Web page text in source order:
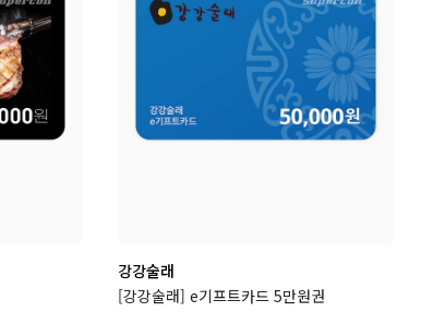
강강술래
[강강술래] e기프트카드 5만원권